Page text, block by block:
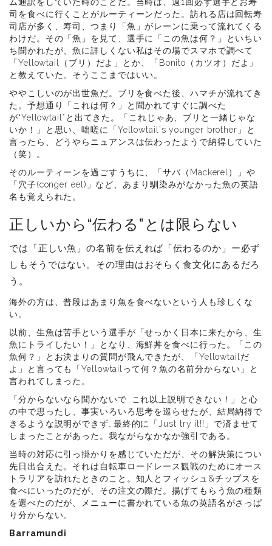
ム通訳をしていた時のことだ。当時は、週1回必ず選手とお寿
司を食べに行くことがルーティーンだった。訪れる店は回転寿
司店が多く、寿司、つまり「魚」がレーンに乗って流れてくる
わけだ。その「魚」を見て、選手に「この魚は何？」といちい
ち聞かれたが、魚に詳しくない私はその場でスマホで調べて
「Yellowtail（ブリ）だよ」とか、「Bonito（カツオ）だよ」
と教えていた。そうここまではいい。
ややこしいのが出世魚だ。ブリを食べた後、ハマチが流れてき
た。予想通り「これは何？」と聞かれてすぐに調べた
が“Yellowtail”と出てきた。「これじゃあ、ブリと一緒じゃな
いか！」と思い、咄嗟に「Yellowtail's younger brother」と
言ったら、どうやらニュアンスは伝わったようで納得していた
（笑）。
そのルーティーンを過ごすうちに、「サバ（Mackerel）」や
「穴子(conger eel)」など、あまり馴染みがなかった魚の英語
名も覚えられた。
正しいから“伝わる”とは限らない
では「正しい魚」の名前を伝えれば「伝わるのか」ー必ず
しもそうではない。その理由はおそらく食文化にあるだろ
う。
海外の方は、普段はあまり魚を食べないという人も珍しくな
い。
以前、生魚は苦手という選手が「せっかく日本に来たから、生
魚にトライしたい！」となり、海鮮丼を食べに行った。「この
魚何？」とお決まりの質問が飛んできたが、「Yellowtailだ
よ」と言っても「Yellowtailって何？魚の名前分からない」と
言われてしまった。
「分からないなら聞かないで…これ以上説明できない！」と心
の中で思ったし、事実いろいろ思考を巡らせたが、結局納得で
きるような説明ができず…最終的に「Just try it!!」で済ませて
しまったことがあった。我ながらなかなか強引である。
当時の対応に引っ掛かりを感じていただが、その解決策につい
先日出合えた。それは自転車ロードレース観戦のためにオース
トラリアを訪れたときのこと。知人とフィッシュ&チップスを
食べにいったのだが、その注文の際だ。揚げてもらう魚の種類
を選べたのだが、メニューに書かれている魚の英語名がさっぱ
り分からない。
Barramundi